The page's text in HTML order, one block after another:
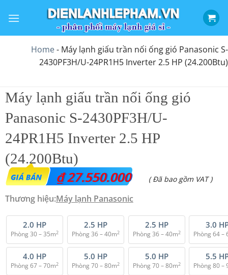
qua
Home- Máy lạnh giấu trần nối ống gió Panasonic S-
2430PF3H/U-24PR1H5 Inverter 2.5 HP (24.200Btu)
Máy lạnh giấu trần nối ống gió
Panasonic S-2430PF3H/U-
24PR1H5 Inverter 2.5 HP
(24.200Btu)
₫27.550.000 ( Đã bao gồm VAT )
Thương hiệu:Máy lạnh Panasonic
2.0 HP
Phòng 30 – 35m2
2.5 HP
Phòng 36 – 40m2
2.5 HP
Phòng 36 – 40m2
3.0
Phòng 64 –
4.0 HP
Phòng 67 – 70m2
5.0 HP
Phòng 70 – 80m2
5.0 HP
Phòng 70 – 80m2
5.5
Phòng 80 –